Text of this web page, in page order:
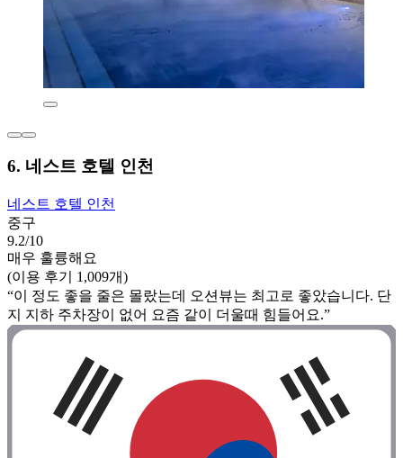
6. 네스트 호텔 인천
네스트 호텔 인천
중구
9.2/10
매우 훌륭해요
(이용 후기 1,009개)
“이 정도 좋을 줄은 몰랐는데 오션뷰는 최고로 좋았습니다. 단
지 지하 주차장이 없어 요즘 같이 더울때 힘들어요.”